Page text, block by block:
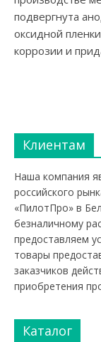
подвергнута
оксидной
коррозии и
Клиентам
Наша компания
российского
«ПилотПро» в
безналичному
предоставляем
товары
заказчиков
приобретения
Каталог